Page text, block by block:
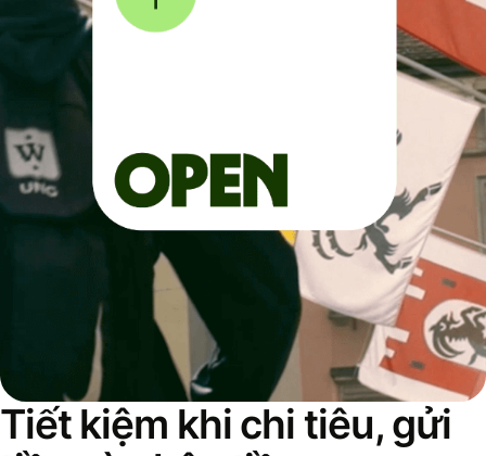
Tiết kiệm khi chi tiêu, gửi